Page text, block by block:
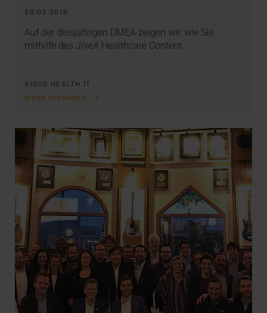
20.03.2019
Auf der diesjährigen DMEA zeigen wir, wie Sie
mithilfe des JiveX Healthcare Content…
VISUS HEALTH IT
MEHR ERFAHREN